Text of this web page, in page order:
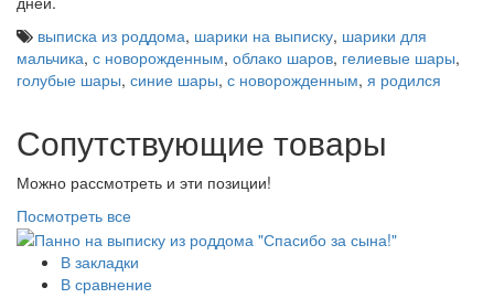
выписка из роддома, шарики на выписку, шарики для
мальчика, с новорожденным, облако шаров, гелиевые шары,
голубые шары, синие шары, с новорожденным, я родился
Сопутствующие товары
Можно рассмотреть и эти позиции!
Посмотреть все
В закладки
В сравнение